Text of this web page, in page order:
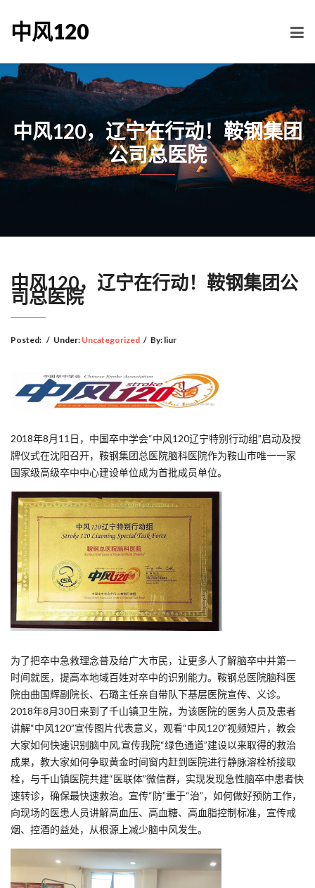
中风120
中风120，辽宁在行动！鞍钢集团
公司总医院
中风120，辽宁在行动！鞍钢集团公
司总医院
Posted: / Under: Uncategorized / By: liur
2018年8月11日，中国卒中学会“中风120辽宁特别行动组”启动及授
牌仪式在沈阳召开，鞍钢集团总医院脑科医院作为鞍山市唯一一家
国家级高级卒中中心建设单位成为首批成员单位。
为了把卒中急救理念普及给广大市民，让更多人了解脑卒中并第一
时间就医，提高本地域百姓对卒中的识别能力。鞍钢总医院脑科医
院由曲国辉副院长、石璐主任亲自带队下基层医院宣传、义诊。
2018年8月30日来到了千山镇卫生院，为该医院的医务人员及患者
讲解“中风120”宣传图片代表意义，观看“中风120”视频短片，教会
大家如何快速识别脑中风,宣传我院“绿色通道”建设以来取得的救治
成果，教大家如何争取黄金时间窗内赶到医院进行静脉溶栓桥接取
栓，与千山镇医院共建“医联体”微信群，实现发现急性脑卒中患者快
速转诊，确保最快速救治。宣传“防”重于“治”，如何做好预防工作，
向现场的医患人员讲解高血压、高血糖、高血脂控制标准，宣传戒
烟、控酒的益处，从根源上减少脑中风发生。